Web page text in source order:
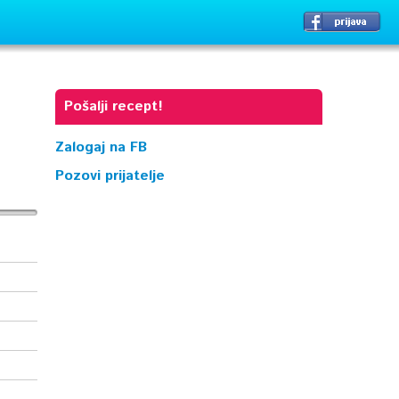
Pošalji recept!
Zalogaj na FB
Pozovi prijatelje